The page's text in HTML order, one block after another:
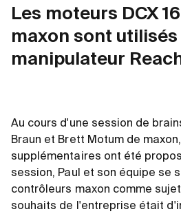
Les moteurs DCX
maxon sont
manipulateur
Au cours d'une session de
Braun et Brett Motum de
supplémentaires ont été
session, Paul et son équipe se
contrôleurs maxon comme
souhaits de l'entreprise était